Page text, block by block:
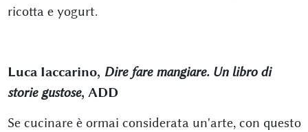
ricotta e yogurt.
Luca Iaccarino, Dire fare mangiare. Un libro di
storie gustose, ADD
Se cucinare è ormai considerata un'arte, con questo